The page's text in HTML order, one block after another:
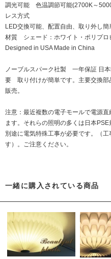
調光可能 色温調節可能(2700K～
レス方式
LED交換可能、配置自由、取り外し簡
材質 シェード：ホワイト・ポリプロ
Designed in USA Made in China
ノーブルスパーク社製 一年保証 日
要 取り付けが簡単です。主要交換部
販売。
注意：最近複数の電子モールで電源
ます。それらの照明の多くは日本
別途に電気特殊工事が必要です。（
す）。ご注意ください。
一緒に購入されている商品